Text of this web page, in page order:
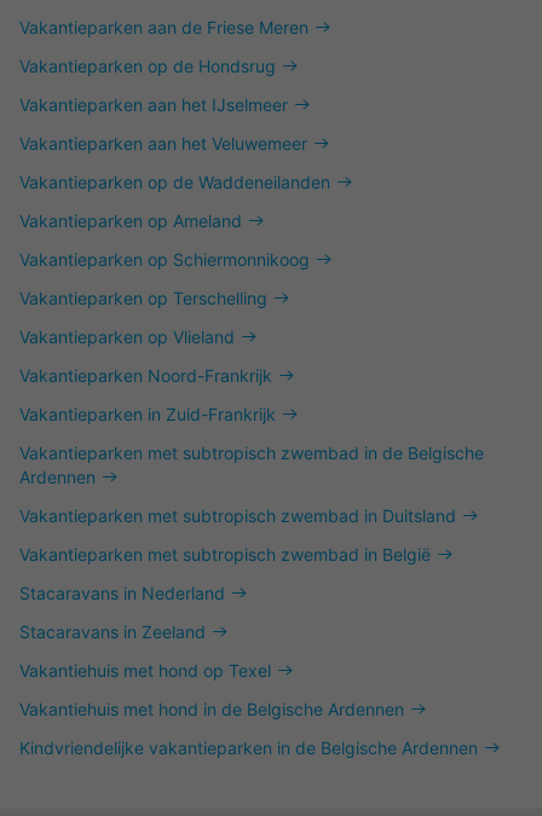
Vakantieparken aan de Friese Meren
Vakantieparken op de Hondsrug
Vakantieparken aan het IJselmeer
Vakantieparken aan het Veluwemeer
Vakantieparken op de Waddeneilanden
Vakantieparken op Ameland
Vakantieparken op Schiermonnikoog
Vakantieparken op Terschelling
Vakantieparken op Vlieland
Vakantieparken Noord-Frankrijk
Vakantieparken in Zuid-Frankrijk
Vakantieparken met subtropisch zwembad in de Belgische
Ardennen
Vakantieparken met subtropisch zwembad in Duitsland
Vakantieparken met subtropisch zwembad in België
Stacaravans in Nederland
Stacaravans in Zeeland
Vakantiehuis met hond op Texel
Vakantiehuis met hond in de Belgische Ardennen
Kindvriendelijke vakantieparken in de Belgische Ardennen